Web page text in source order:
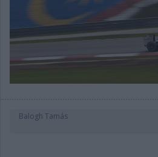
Balogh Tamás